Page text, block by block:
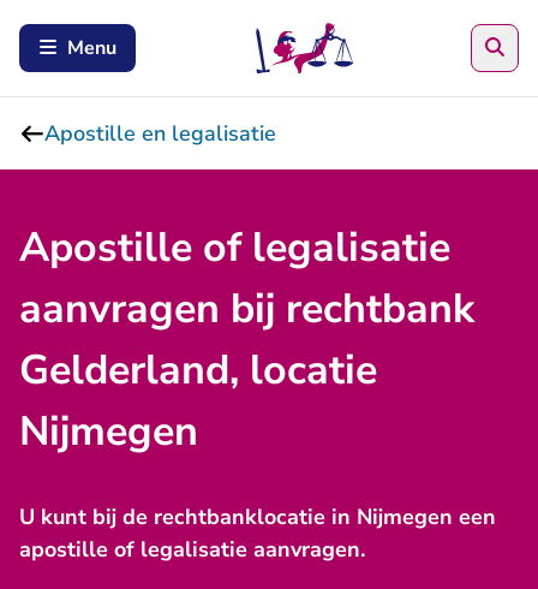
Menu
Apostille en legalisatie
Apostille of legalisatie
aanvragen bij rechtbank
Gelderland, locatie
Nijmegen
U kunt bij de rechtbanklocatie in Nijmegen een
apostille of legalisatie aanvragen.